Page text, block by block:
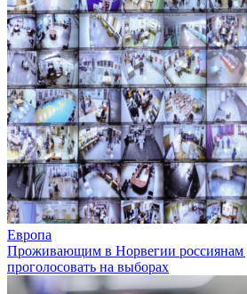
Европа
Проживающим в Норвегии россиянам
проголосовать на выборах